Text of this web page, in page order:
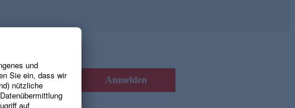
Anmelden